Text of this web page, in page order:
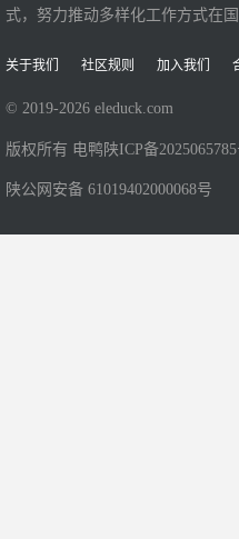
式，努力推动多样化工作方式在国
关于我们 社区规则 加入我们
© 2019-2026 eleduck.com
版权所有 电鸭 陕ICP备
陕公网安备 61019402000068号